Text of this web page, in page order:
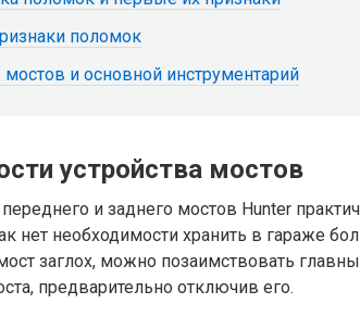
поломок
и основной инструментарий
устройства мостов
и заднего мостов Hunter
нет необходимости хранить в гараже
заглох, можно позаимствовать
предварительно отключив его.